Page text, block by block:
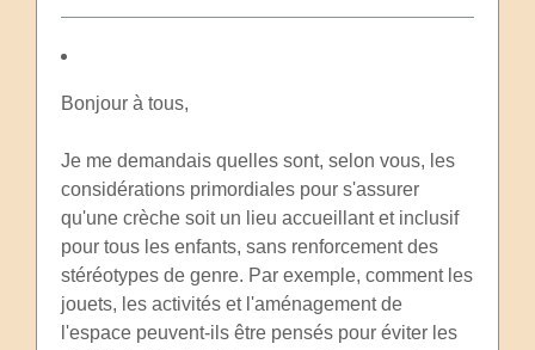
Bonjour à tous,
Je me demandais quelles sont, selon vous, les
considérations primordiales pour s'assurer
qu'une crèche soit un lieu accueillant et inclusif
pour tous les enfants, sans renforcement des
stéréotypes de genre. Par exemple, comment les
jouets, les activités et l'aménagement de
l'espace peuvent-ils être pensés pour éviter les